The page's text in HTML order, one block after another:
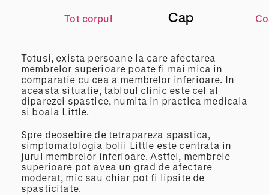
Tot corpul Cap
Totusi, exista persoane la care afectarea
membrelor superioare poate fi mai mica in
comparatie cu cea a membrelor inferioare. In
aceasta situatie, tabloul clinic este cel al
diparezei spastice, numita in practica medicala
si boala Little.
Spre deosebire de tetrapareza spastica,
simptomatologia bolii Little este centrata in
jurul membrelor inferioare. Astfel, membrele
superioare pot avea un grad de afectare
moderat, mic sau chiar pot fi lipsite de
spasticitate.